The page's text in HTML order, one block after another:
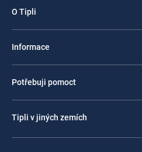
O Tipli
Informace
Potřebuji pomoct
Tipli v jiných zemích